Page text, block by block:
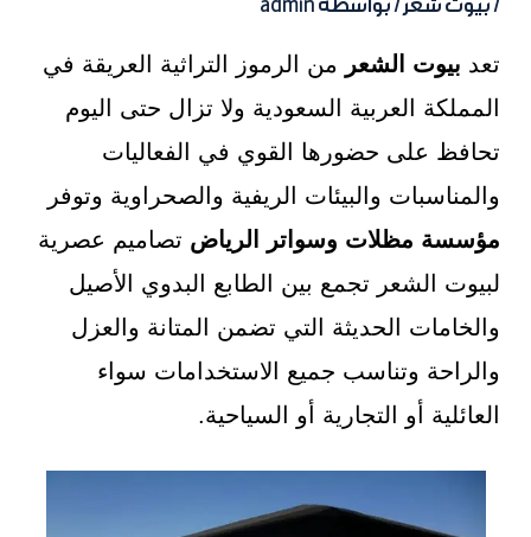
تعد بيوت الشعر
من الرموز التراثية العريقة في
المملكة العربية السعودية ولا تزال حتى اليوم
تحافظ على حضورها القوي في الفعاليات
والمناسبات والبيئات الريفية والصحراوية وتوفر
مؤسسة مظلات وسواتر الرياض تصاميم عصرية
لبيوت الشعر تجمع بين الطابع البدوي الأصيل
والخامات الحديثة التي تضمن المتانة والعزل
والراحة وتناسب جميع الاستخدامات سواء
العائلية أو التجارية أو السياحية.